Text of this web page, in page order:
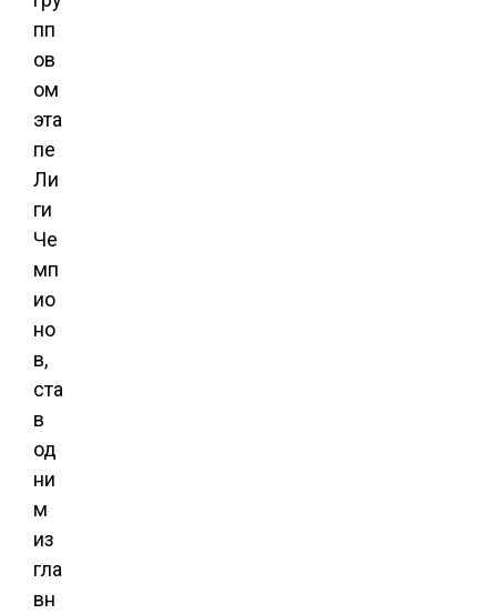
пп
ов
ом
эта
пе
Ли
ги
Че
мп
ио
но
в,
ста
в
од
ни
м
из
гла
вн